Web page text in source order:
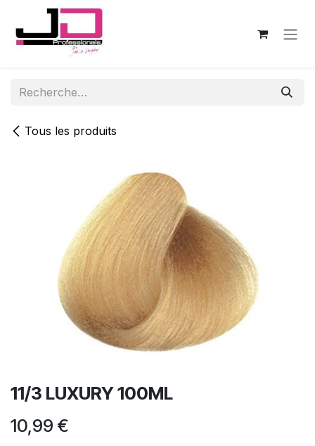
Se rendre au contenu
Tous les produits
11/3 LUXURY 100ML
10,99 €